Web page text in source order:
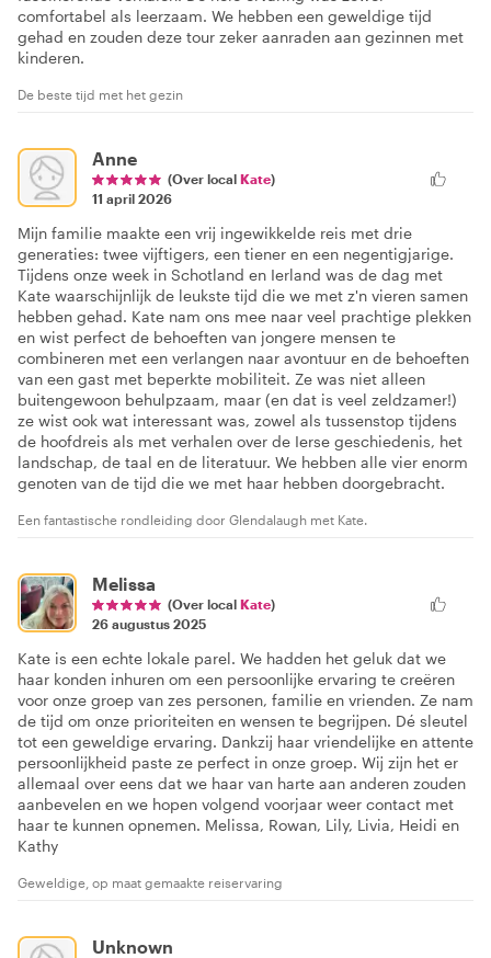
comfortabel als leerzaam. We hebben een geweldige tijd
gehad en zouden deze tour zeker aanraden aan gezinnen met
kinderen.
De beste tijd met het gezin
Anne
(Over local Kate)
11 april 2026
Mijn familie maakte een vrij ingewikkelde reis met drie
generaties: twee vijftigers, een tiener en een negentigjarige.
Tijdens onze week in Schotland en Ierland was de dag met
Kate waarschijnlijk de leukste tijd die we met z'n vieren samen
hebben gehad. Kate nam ons mee naar veel prachtige plekken
en wist perfect de behoeften van jongere mensen te
combineren met een verlangen naar avontuur en de behoeften
van een gast met beperkte mobiliteit. Ze was niet alleen
buitengewoon behulpzaam, maar (en dat is veel zeldzamer!)
ze wist ook wat interessant was, zowel als tussenstop tijdens
de hoofdreis als met verhalen over de Ierse geschiedenis, het
landschap, de taal en de literatuur. We hebben alle vier enorm
genoten van de tijd die we met haar hebben doorgebracht.
Een fantastische rondleiding door Glendalaugh met Kate.
Melissa
(Over local Kate)
26 augustus 2025
Kate is een echte lokale parel. We hadden het geluk dat we
haar konden inhuren om een persoonlijke ervaring te creëren
voor onze groep van zes personen, familie en vrienden. Ze nam
de tijd om onze prioriteiten en wensen te begrijpen. Dé sleutel
tot een geweldige ervaring. Dankzij haar vriendelijke en attente
persoonlijkheid paste ze perfect in onze groep. Wij zijn het er
allemaal over eens dat we haar van harte aan anderen zouden
aanbevelen en we hopen volgend voorjaar weer contact met
haar te kunnen opnemen. Melissa, Rowan, Lily, Livia, Heidi en
Kathy
Geweldige, op maat gemaakte reiservaring
Unknown